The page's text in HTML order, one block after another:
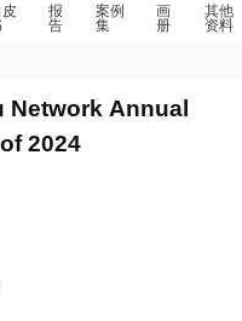
报
告
案例
集
画
册
其他
资料
Network Annual
2024